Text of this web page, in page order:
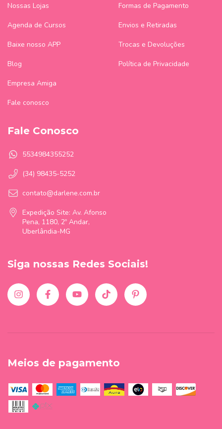
Nossas Lojas
Agenda de Cursos
Baixe nosso APP
Blog
Empresa Amiga
Fale conosco
Formas de Pagamento
Envios e Retiradas
Trocas e Devoluções
Política de Privacidade
Fale Conosco
5534984355252
(34) 98435-5252
contato@darlene.com.br
Expedição Site: Av. Afonso
Pena, 1180, 2º Andar,
Uberlândia-MG
Siga nossas Redes Sociais!
Meios de pagamento